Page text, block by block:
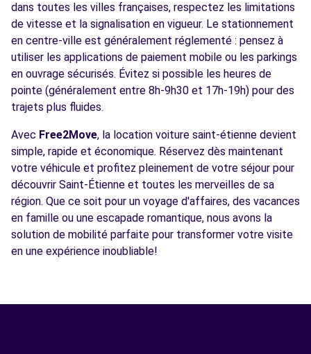
dans toutes les villes françaises, respectez les limitations
de vitesse et la signalisation en vigueur. Le stationnement
en centre-ville est généralement réglementé : pensez à
utiliser les applications de paiement mobile ou les parkings
en ouvrage sécurisés. Évitez si possible les heures de
pointe (généralement entre 8h-9h30 et 17h-19h) pour des
trajets plus fluides.
Avec Free2Move, la location voiture saint-étienne devient
simple, rapide et économique. Réservez dès maintenant
votre véhicule et profitez pleinement de votre séjour pour
découvrir Saint-Étienne et toutes les merveilles de sa
région. Que ce soit pour un voyage d'affaires, des vacances
en famille ou une escapade romantique, nous avons la
solution de mobilité parfaite pour transformer votre visite
en une expérience inoubliable!